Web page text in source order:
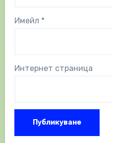
Имейл *
Интернет страница